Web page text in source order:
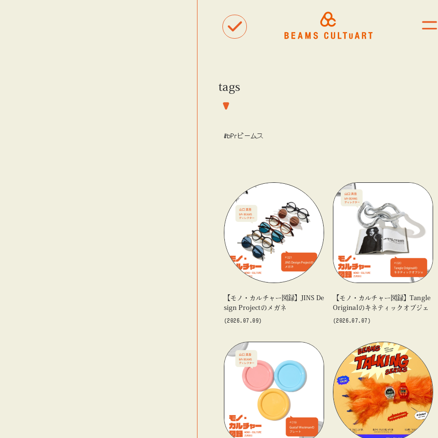
about
blog blog
#BEAMS RECORDS
#BEAMS T
#bPrビームス
#Bギャラリー
#TOKYO CULTUART by BEAMS
#Tシャツ
#アート
#アートが生まれるところ
#アートフェア
#アイドル
#アトリエ #アニメ
#エンタメ
#ギャラリー
#グッズ
#デザイン
#ビームス カルチャー ト 高輪
#ビームス ジャパン
#モノ・カルチャー図録
#ライブ #レコード
#写真
#抽選販売
#現代アート #絵画
#美術館
tags
#bPrビームス
【モノ・カルチャー図録】JINS De
sign Projectのメガネ
(2026.07.09)
【モノ・カルチャー図録】Tangle
Originalのキネティックオブジェ
(2026.07.07)